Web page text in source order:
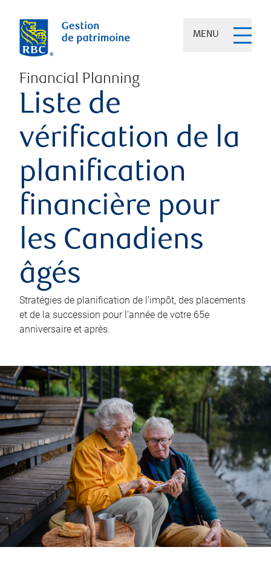
MENU
Financial Planning
Liste de
vérification de la
planification
financière pour
les Canadiens
âgés
Stratégies de planification de l’impôt, des placements
et de la succession pour l’année de votre 65e
anniversaire et après.